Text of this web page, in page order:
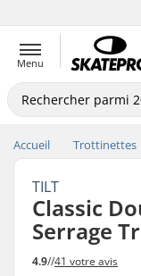
Menu
Accueil Trottinettes
TILT
Classic
Serrage
4.9//41 votre avis